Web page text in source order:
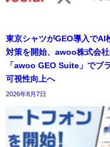
東京シャツがGEO導入でAI
対策を開始、awoo株式会
「awoo GEO Suite」でブ
可視性向上へ
2026年8月7日